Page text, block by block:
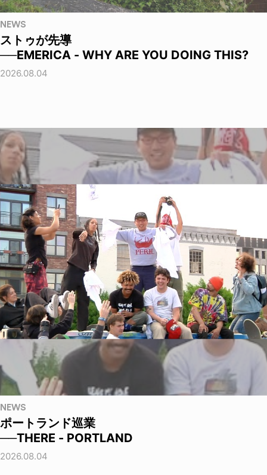
NEWS
ストゥが先導
──EMERICA - WHY ARE YOU DOING THIS?
2026.08.04
NEWS
ポートランド巡業
──THERE - PORTLAND
2026.08.04